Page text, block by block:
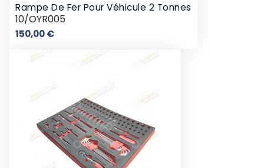
Rampe De Fer Pour Véhicule 2 Tonnes
10/OYR005
150,00 €Prix